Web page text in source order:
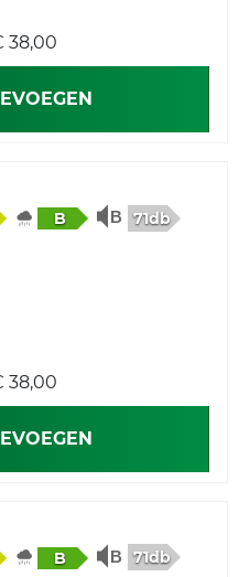
38,00
B 71db
38,00
B 71db